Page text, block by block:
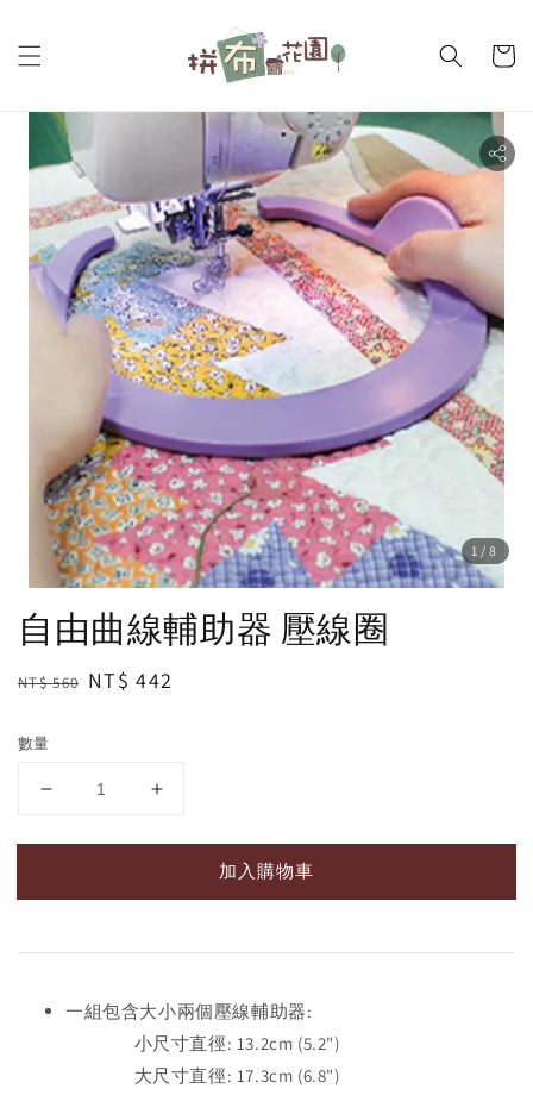
1 /8
自由曲線輔助器 壓線圈
Regular
NT$ 560 Sale
NT$ 442
數量
加入購物車
一組包含大小兩個壓線輔助器:
小尺寸直徑: 13.2cm (5.2")
大尺寸直徑: 17.3cm (6.8")